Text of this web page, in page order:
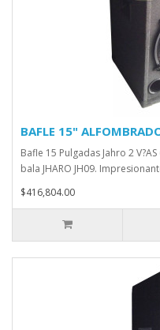
BAFLE 15"
Bafle 15 Pulgadas Jahro 2
bala JHARO JH09.
$416,804.00